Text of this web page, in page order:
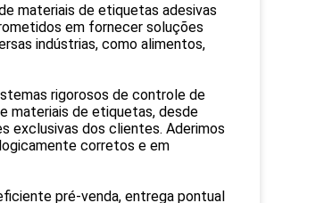
materiais de etiquetas adesivas
em fornecer soluções
indústrias, como alimentos,
rigorosos de controle de
materiais de etiquetas, desde
exclusivas dos clientes. Aderimos
corretos e em
pré-venda, entrega pontual